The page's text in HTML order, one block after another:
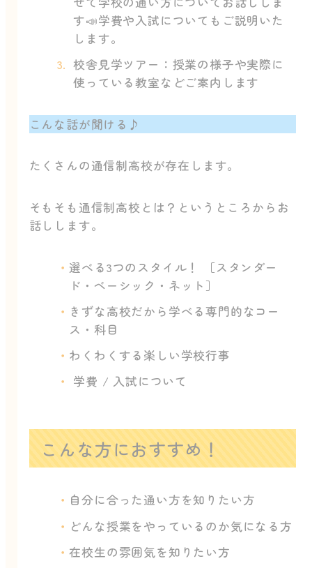
す📣学費や入試についてもご説明いた
します。
校舎見学ツアー：授業の様子や実際に
使っている教室などご案内します
こんな話が聞ける♪
たくさんの通信制高校が存在します。
そもそも通信制高校とは？というところからお
話しします。
選べる3つのスタイル！ ［スタンダー
ド・ベーシック・ネット］
きずな高校だから学べる専門的なコー
ス・科目
わくわくする楽しい学校行事
学費 / 入試について
こんな方におすすめ！
自分に合った通い方を知りたい方
どんな授業をやっているのか気になる方
在校生の雰囲気を知りたい方